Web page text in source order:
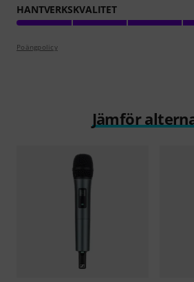
HANTVERKSKVALITET
Poängpolicy
Jämför